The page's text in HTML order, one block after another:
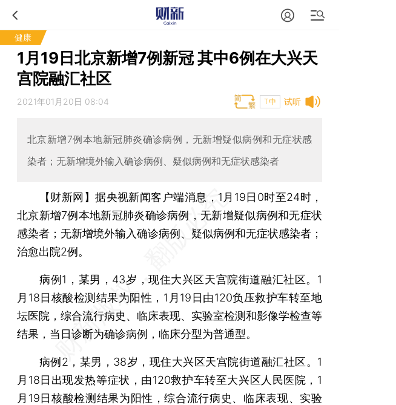
健康
1月19日北京新增7例新冠 其中6例在大兴天
宫院融汇社区
试听
2021年01月20日 08:04 T中
北京新增7例本地新冠肺炎确诊病例，无新增疑似病例和无症状感
染者；无新增境外输入确诊病例、疑似病例和无症状感染者
【财新网】据央视新闻客户端消息，1月19日0时至24时，
北京新增7例本地新冠肺炎确诊病例，无新增疑似病例和无症状
感染者；无新增境外输入确诊病例、疑似病例和无症状感染者；
治愈出院2例。
病例1，某男，43岁，现住大兴区天宫院街道融汇社区。1
月18日核酸检测结果为阳性，1月19日由120负压救护车转至地
坛医院，综合流行病史、临床表现、实验室检测和影像学检查等
结果，当日诊断为确诊病例，临床分型为普通型。
病例2，某男，38岁，现住大兴区天宫院街道融汇社区。1
月18日出现发热等症状，由120救护车转至大兴区人民医院，1
月19日核酸检测结果为阳性，综合流行病史、临床表现、实验